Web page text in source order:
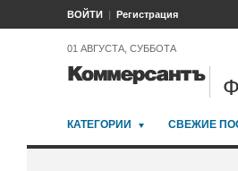
ВОЙТИ Регистрация
01 АВГУСТА, СУББОТА
КАТЕГОРИИ СВЕЖИЕ